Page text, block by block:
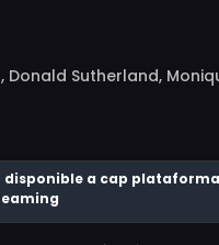
Donald Sutherland,
House, Ratch Wallace,
Dalmain, Claude Jutra,
Suzanne Langlois
disponible a cap